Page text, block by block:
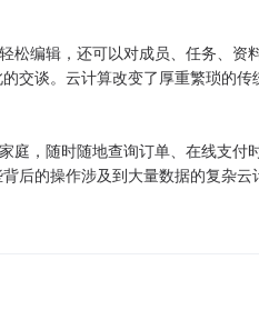
编辑，还可以对成员、任务、资
交谈。云计算改变了厚重繁琐的传
，随时随地查询订单、在线支付
后的操作涉及到大量数据的复杂云